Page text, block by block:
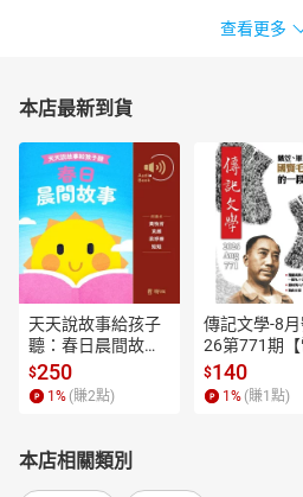
查看更多
本店最新到貨
天天說故事給孩子
聽：春日晨間故事
【有聲書】
$250
1% (賺2點)
傳記文學-8
26第771期
書】
$140
1% (賺1點)
本店相關類別